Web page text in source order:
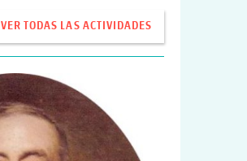
VER TODAS LAS ACTIVIDADES